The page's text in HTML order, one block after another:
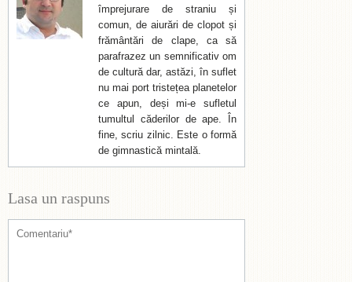
împrejurare de straniu și
comun, de aiurări de clopot și
frământări de clape, ca să
parafrazez un semnificativ om
de cultură dar, astăzi, în suflet
nu mai port tristețea planetelor
ce apun, deși mi-e sufletul
tumultul căderilor de ape. În
fine, scriu zilnic. Este o formă
de gimnastică mintală.
Lasa un raspuns